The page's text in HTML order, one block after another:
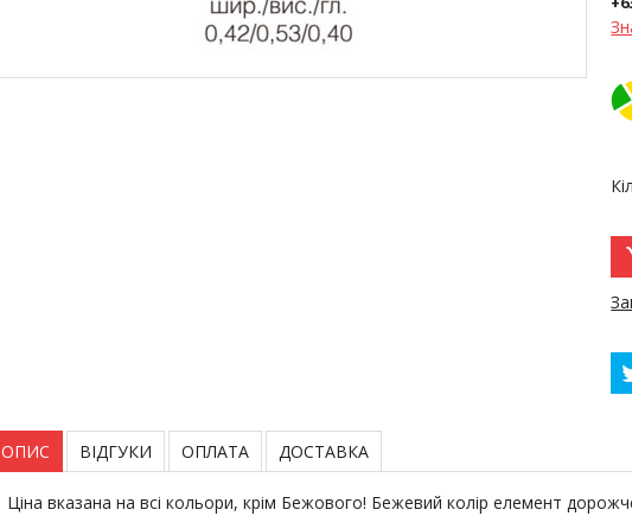
ОПИС ВІДГУКИ ОПЛАТА ДОСТАВКА
Ціна вказана на всі кольори, крім Бежового! Бежевий колір елемент